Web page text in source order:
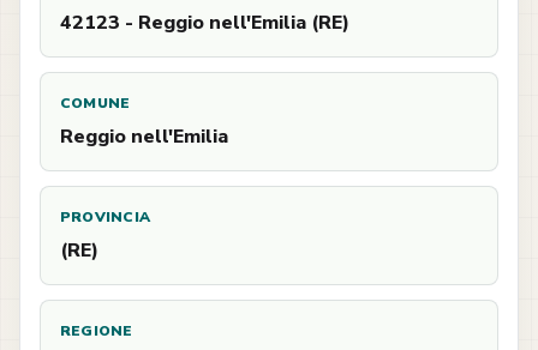
42123 - Reggio nell'Emilia (RE)
COMUNE
Reggio nell'Emilia
PROVINCIA
(RE)
REGIONE